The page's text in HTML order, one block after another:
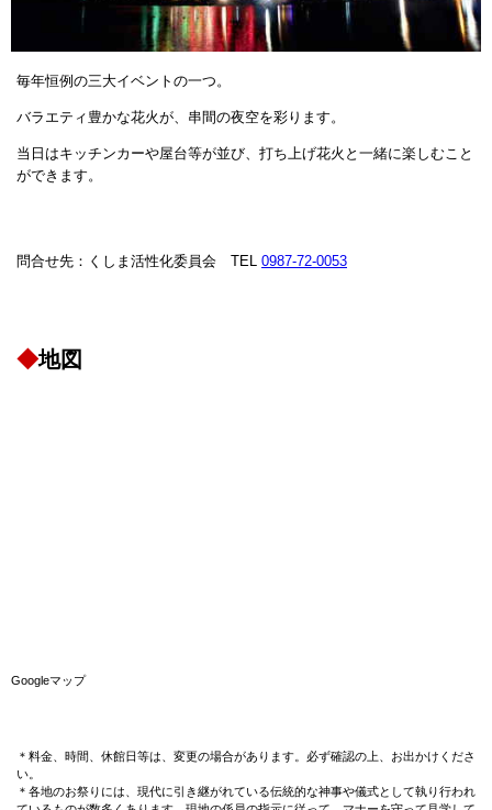
毎年恒例の三大イベントの一つ。
バラエティ豊かな花火が、串間の夜空を彩ります。
当日はキッチンカーや屋台等が並び、打ち上げ花火と一緒に楽しむこと
ができます。
問合せ先：くしま活性化委員会 TEL 0987-72-0053
◆地図
Googleマップ
＊料金、時間、休館日等は、変更の場合があります。必ず確認の上、お出かけくださ
い。
＊各地のお祭りには、現代に引き継がれている伝統的な神事や儀式として執り行われ